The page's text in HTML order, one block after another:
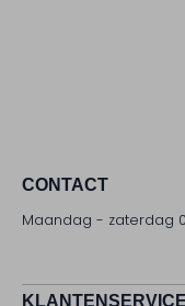
CONTACT
Maandag - zaterdag
KLANTENSERVICE